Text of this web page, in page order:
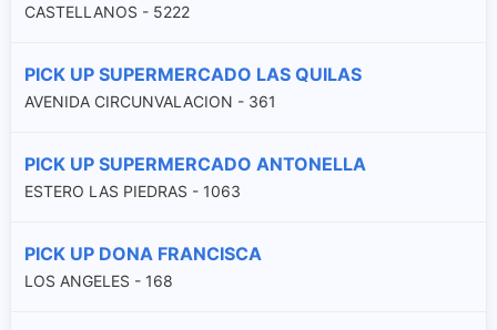
CASTELLANOS - 5222
PICK UP SUPERMERCADO LAS QUILAS
AVENIDA CIRCUNVALACION - 361
PICK UP SUPERMERCADO ANTONELLA
ESTERO LAS PIEDRAS - 1063
PICK UP DONA FRANCISCA
LOS ANGELES - 168